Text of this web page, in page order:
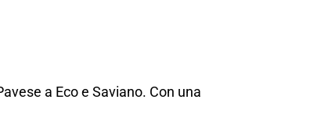
a Eco e Saviano. Con una